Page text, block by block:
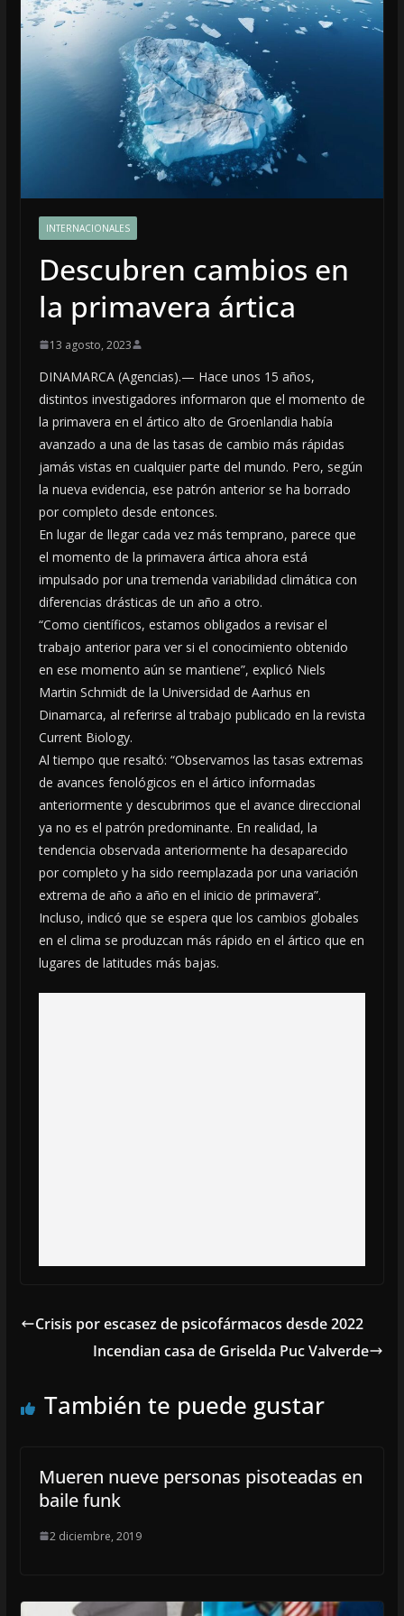
INTERNACIONALES
Descubren cambios en
la primavera ártica
13 agosto, 2023
DINAMARCA (Agencias).— Hace unos 15 años,
distintos investigadores informaron que el momento de
la primavera en el ártico alto de Groenlandia había
avanzado a una de las tasas de cambio más rápidas
jamás vistas en cualquier parte del mundo. Pero, según
la nueva evidencia, ese patrón anterior se ha borrado
por completo desde entonces.
En lugar de llegar cada vez más temprano, parece que
el momento de la primavera ártica ahora está
impulsado por una tremenda variabilidad climática con
diferencias drásticas de un año a otro.
“Como científicos, estamos obligados a revisar el
trabajo anterior para ver si el conocimiento obtenido
en ese momento aún se mantiene”, explicó Niels
Martin Schmidt de la Universidad de Aarhus en
Dinamarca, al referirse al trabajo publicado en la revista
Current Biology.
Al tiempo que resaltó: “Observamos las tasas extremas
de avances fenológicos en el ártico informadas
anteriormente y descubrimos que el avance direccional
ya no es el patrón predominante. En realidad, la
tendencia observada anteriormente ha desaparecido
por completo y ha sido reemplazada por una variación
extrema de año a año en el inicio de primavera”.
Incluso, indicó que se espera que los cambios globales
en el clima se produzcan más rápido en el ártico que en
lugares de latitudes más bajas.
Crisis por escasez de psicofármacos desde 2022
Incendian casa de Griselda Puc Valverde
También te puede gustar
Mueren nueve personas pisoteadas en
baile funk
2 diciembre, 2019